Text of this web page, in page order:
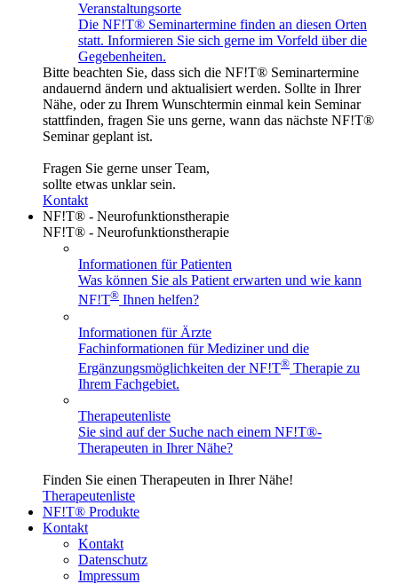
Veranstaltungsorte
Die NF!T® Seminartermine finden an diesen Orten
statt. Informieren Sie sich gerne im Vorfeld über die
Gegebenheiten.
Bitte beachten Sie, dass sich die NF!T® Seminartermine
andauernd ändern und aktualisiert werden. Sollte in Ihrer
Nähe, oder zu Ihrem Wunschtermin einmal kein Seminar
stattfinden, fragen Sie uns gerne, wann das nächste NF!T®
Seminar geplant ist.
Fragen Sie gerne unser Team,
sollte etwas unklar sein.
Kontakt
NF!T® - Neurofunktionstherapie
NF!T® - Neurofunktionstherapie
Informationen für Patienten
Was können Sie als Patient erwarten und wie kann
NF!T® Ihnen helfen?
Informationen für Ärzte
Fachinformationen für Mediziner und die
Ergänzungsmöglichkeiten der NF!T® Therapie zu
Ihrem Fachgebiet.
Therapeutenliste
Sie sind auf der Suche nach einem NF!T®-
Therapeuten in Ihrer Nähe?
Finden Sie einen Therapeuten in Ihrer Nähe!
Therapeutenliste
NF!T® Produkte
Kontakt
Kontakt
Datenschutz
Impressum